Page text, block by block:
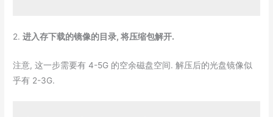
2.进入存下载的镜像的目录, 将压缩包解开.
注意, 这一步需要有 4-5G 的空余磁盘空间. 解压后的光盘镜像似
乎有 2-3G.